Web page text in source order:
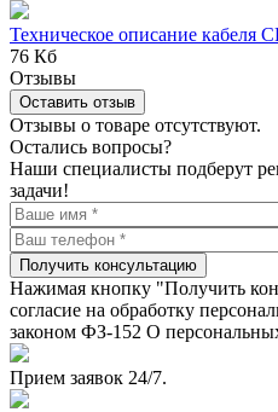
Техническое описание кабеля
76 Кб
Отзывы
Оставить отзыв
Отзывы о товаре отсутствуют.
Остались вопросы?
Наши специалисты подберут
задачи!
Получить консультацию
Нажимая кнопку "Получить
согласие на обработку
законом ФЗ-152 О
Прием заявок 24/7.